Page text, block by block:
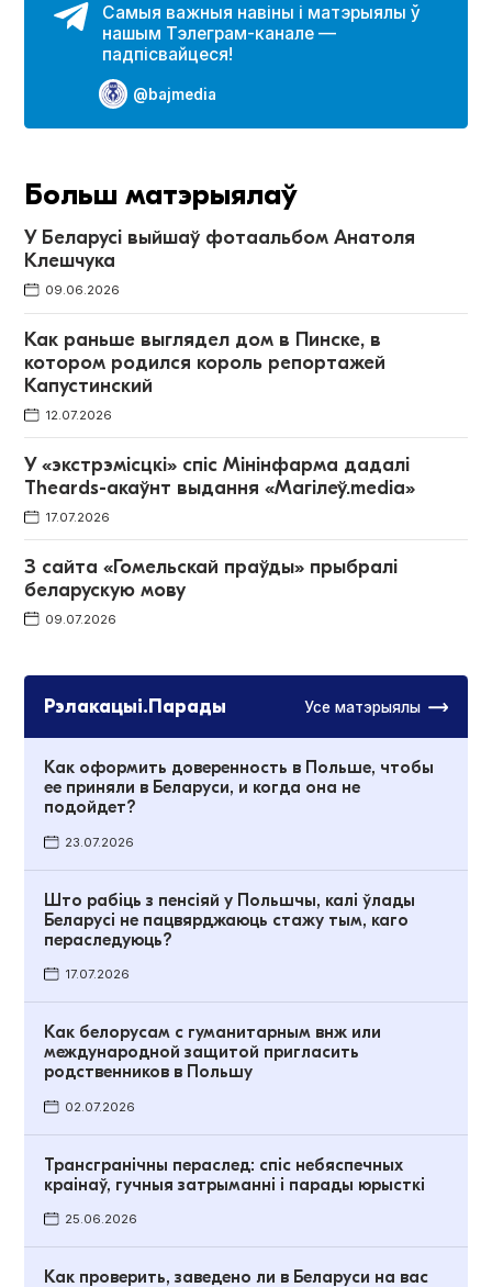
Самыя важныя навіны і матэрыялы ў
нашым Тэлеграм-канале —
падпісвайцеся!
@bajmedia
Больш матэрыялаў
У Беларусі выйшаў фотаальбом Анатоля
Клешчука
09.06.2026
Как раньше выглядел дом в Пинске, в
котором родился король репортажей
Капустинский
12.07.2026
У «экстрэмісцкі» спіс Мінінфарма дадалі
Theards-акаўнт выдання «Магілеў.media»
17.07.2026
З сайта «Гомельскай праўды» прыбралі
беларускую мову
09.07.2026
Рэлакацыі.Парады Усе матэрыялы
Как оформить доверенность в Польше, чтобы
ее приняли в Беларуси, и когда она не
подойдет?
23.07.2026
Што рабіць з пенсіяй у Польшчы, калі ўлады
Беларусі не пацвярджаюць стажу тым, каго
пераследуюць?
17.07.2026
Как белорусам с гуманитарным внж или
международной защитой пригласить
родственников в Польшу
02.07.2026
Трансгранічны пераслед: спіс небяспечных
краінаў, гучныя затрыманні і парады юрысткі
25.06.2026
Как проверить, заведено ли в Беларуси на вас